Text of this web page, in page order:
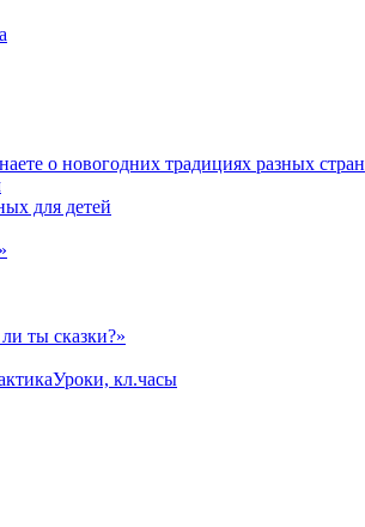
о новогодних традициях разных стран
для детей
ты сказки?»
Уроки, кл.часы